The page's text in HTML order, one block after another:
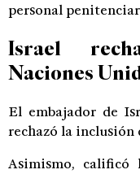
personal
Israel
Naciones
El embajador de
rechazó la inclusión
Asimismo, calificó